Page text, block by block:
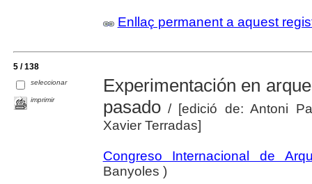
Enllaç permanent a aquest
5 / 138
seleccionar
imprimir
Experimentación en
pasado/ [edició de: Antoni
Xavier Terradas]
Congreso Internacional de
Banyoles )